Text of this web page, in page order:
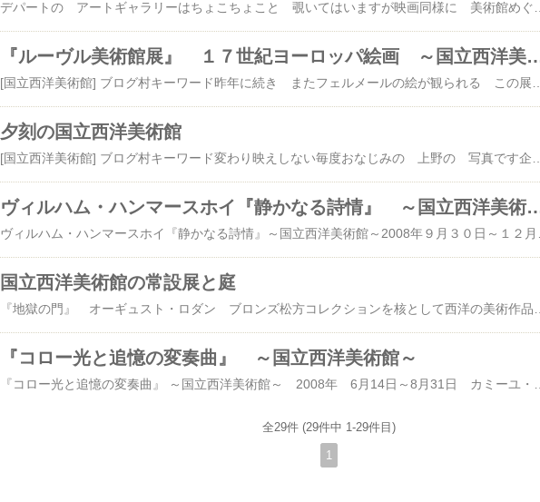
『ルーヴル美術館展』 １７世紀ヨーロッパ
夕刻の国立西洋美術館
ヴィルハム・ハンマースホイ『静かなる詩
国立西洋美術館の常設展と庭
『コロー光と追憶の変奏曲』 ～国立西洋美術館～
全29件 (29件中 1-29件目)
1